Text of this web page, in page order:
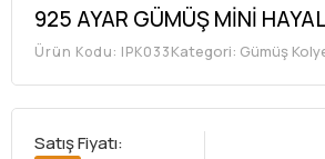
925 AYAR GÜMÜŞ MİNİ
Ürün Kodu: IPK033Kategori: Gümüş
Satış Fiyatı: